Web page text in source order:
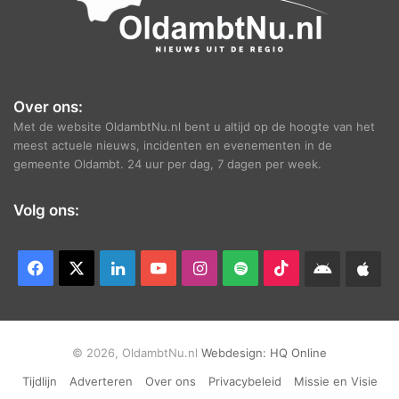
Over ons:
Met de website OldambtNu.nl bent u altijd op de hoogte van het
meest actuele nieuws, incidenten en evenementen in de
gemeente Oldambt. 24 uur per dag, 7 dagen per week.
Volg ons:
Facebook LinkedInYouTubeInstagram
Spotify TikTokAndroid
© 2026, OldambtNu.nl Webdesign: HQ Online
Tijdlijn
Adverteren Over ons Privacybeleid Missie en Visie